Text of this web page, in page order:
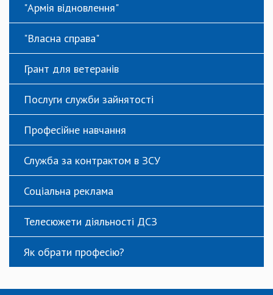
"Армія відновлення"
"Власна справа"
Грант для ветеранів
Послуги служби зайнятості
Професійне навчання
Служба за контрактом в ЗСУ
Соціальна реклама
Телесюжети діяльності ДСЗ
Як обрати професію?